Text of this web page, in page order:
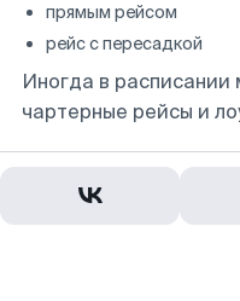
прямым рейсом
рейс с пересадкой
Иногда в расписании
чартерные рейсы и